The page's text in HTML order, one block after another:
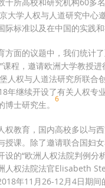
大学人权与人道研究中心
际标准以及在中国的实践和
方面的议题中，我们统计
课程，邀请欧洲大学教授进
人权与人道法研究所联合
年继续开设了有关人权专
士研究生。
6
权教育，国内高校多以与
授课。除了邀请联合国妇
设的“欧洲人权法院判例分
人权法院法官Elisabeth
年11月26-12月4日期间